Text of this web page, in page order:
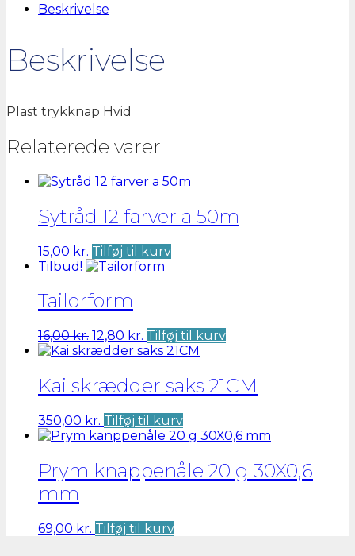
Beskrivelse
Beskrivelse
Plast trykknap Hvid
Relaterede varer
Sytråd 12 farver a 50m
15,00 kr. Tilføj til kurv
Tilbud!
Tailorform
16,00kr. Den
oprindelige
var:
16,00 kr..
12,80 kr. Den
aktuelle
er:
12,80 kr..
Tilføj til kurv
Kai skrædder saks 21CM
350,00 kr. Tilføj til kurv
Prym knappenåle 20 g 30X0,6
mm
69,00 kr. Tilføj til kurv